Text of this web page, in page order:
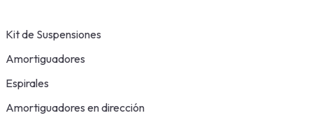
Kit de Suspensiones
Amortiguadores
Espirales
Amortiguadores en dirección